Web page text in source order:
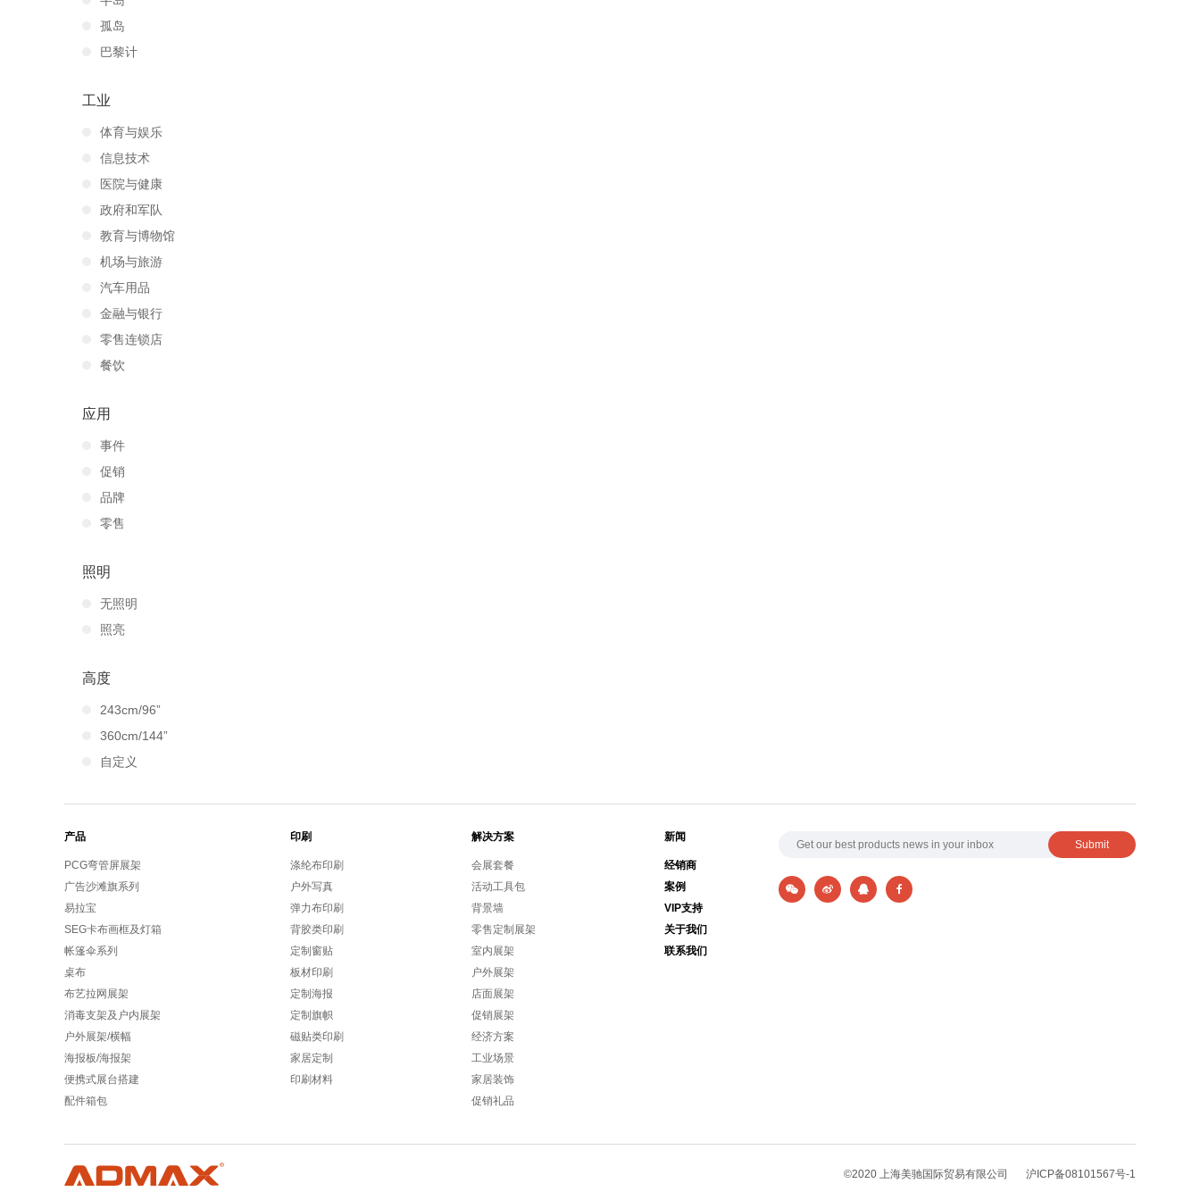
孤岛
巴黎计
工业
体育与娱乐
信息技术
医院与健康
政府和军队
教育与博物馆
机场与旅游
汽车用品
金融与银行
零售连锁店
餐饮
应用
事件
促销
品牌
零售
照明
无照明
照亮
高度
243cm/96”
360cm/144”
自定义
产品
PCG弯管屏展架
广告沙滩旗系列
易拉宝
SEG卡布画框及灯箱
帐篷伞系列
桌布
布艺拉网展架
消毒支架及户内展架
户外展架/横幅
海报板/海报架
便携式展台搭建
配件箱包
印刷
涤纶布印刷
户外写真
弹力布印刷
背胶类印刷
定制窗贴
板材印刷
定制海报
定制旗帜
磁贴类印刷
家居定制
印刷材料
解决方案
会展套餐
活动工具包
背景墙
零售定制展架
室内展架
户外展架
店面展架
促销展架
经济方案
工业场景
家居装饰
促销礼品
新闻
经销商
案例
VIP支持
关于我们
联系我们
©2020 上海美驰国际贸易有限公司 沪ICP备08101567号-1